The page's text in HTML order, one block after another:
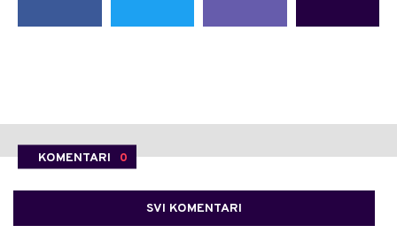
KOMENTARI 0
SVI KOMENTARI